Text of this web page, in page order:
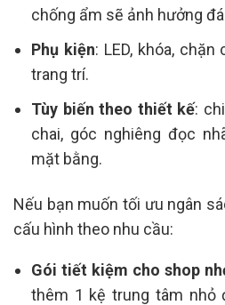
chống ẩm sẽ ảnh hưởng
Phụ kiện: LED, khóa,
trang trí.
Tùy biến theo thiết kế:
chai, góc nghiêng đọc
mặt bằng.
Nếu bạn muốn tối ưu ngân
cấu hình theo nhu cầu:
Gói tiết kiệm cho shop
thêm 1 kệ trung tâm nhỏ